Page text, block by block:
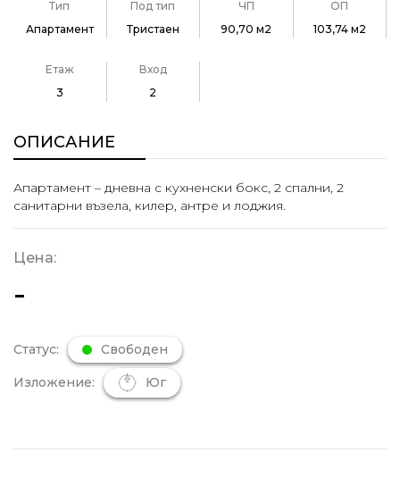
Тип
Апартамент
Под тип
Тристаен
ЧП
90,70 м2
ОП
103,74 м2
Етаж
3
Вход
2
ОПИСАНИЕ
Апартамент – дневна с кухненски бокс, 2 спални, 2
санитарни възела, килер, антре и лоджия.
Цена:
-
Статус: Свободен
Изложение: Юг